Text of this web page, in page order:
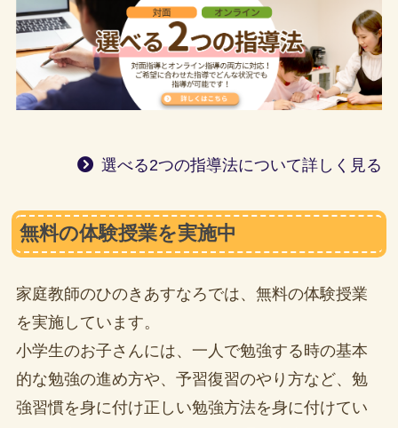
選べる2つの指導法について詳しく見る
無料の体験授業を実施中
家庭教師のひのきあすなろでは、無料の体験授業
を実施しています。
小学生のお子さんには、一人で勉強する時の基本
的な勉強の進め方や、予習復習のやり方など、勉
強習慣を身に付け正しい勉強方法を身に付けてい